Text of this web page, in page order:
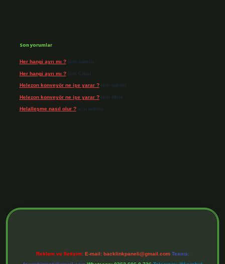
Son yorumlar
Her hangi ayrı mı ?için admin
Her hangi ayrı mı ?için Cihat
Helezon konveyör ne işe yarar ?için admin
Helezon konveyör ne işe yarar ?için Mine
Helalleşme nasıl olur ?için admin
Reklam ve İletişim: E-mail: backlinkpaneli@gmail.com Teams: